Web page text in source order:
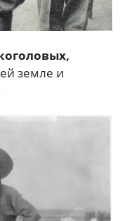
земле и